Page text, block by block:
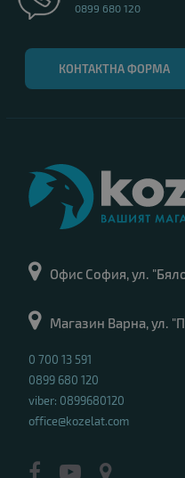
0899 680 120
КОНТАКТНА ФОРМА
Офис София, ул.
Магазин Варна, ул.
0 700 13 591
0899 680 120
viber: 0899680120
office@kozelat.com